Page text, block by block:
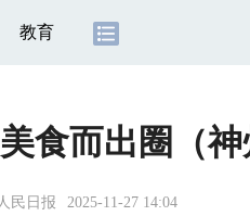
教育
食而出圈（神
民日报 2025-11-27 14:04